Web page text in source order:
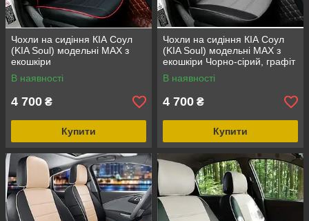
Чохли на сидіння КІА Соул
(KIA Soul) модельні MAX з
екошкіри
В наявності
4 700 ₴
Купити
Чохли на сидіння КІА Соул
(KIA Soul) модельні MAX з
екошкіри Чорно-сірий, графіт
В наявності
4 700 ₴
Купити